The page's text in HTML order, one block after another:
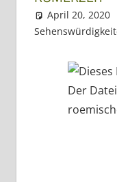
Dreiländereck
April 20, 2020